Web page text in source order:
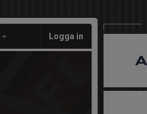
Logga in